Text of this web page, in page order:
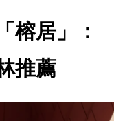
榕居」：
推薦